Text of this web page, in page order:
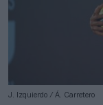
J. Izquierdo / Á. Carretero